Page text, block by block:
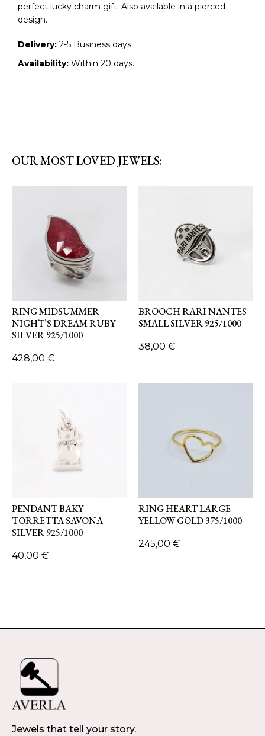
perfect lucky charm gift. Also available in a pierced
design.
Delivery: 2-5 Business days
Availability: Within 20 days.
OUR MOST LOVED JEWELS:
RING MIDSUMMER
NIGHT’S DREAM RUBY
SILVER 925/1000
428,00 €
BROOCH RARI NANTES
SMALL SILVER 925/1000
38,00 €
PENDANT BAKY
TORRETTA SAVONA
SILVER 925/1000
40,00 €
RING HEART LARGE
YELLOW GOLD 375/1000
245,00 €
Jewels that tell your story.